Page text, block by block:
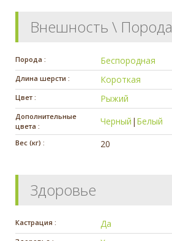
Внешность \ Порода
Порода : Беспородная
Длина шерсти : Короткая
Цвет : Рыжий
Дополнительные
цвета :
Черный | Белый
Вес (кг) : 20
Здоровье
Кастрация : Да